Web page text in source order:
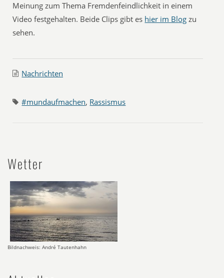
Meinung zum Thema Fremdenfeindlichkeit in einem
Video festgehalten. Beide Clips gibt es hier im Blog zu
sehen.
Nachrichten
#mundaufmachen, Rassismus
Wetter
Bildnachweis: André Tautenhahn